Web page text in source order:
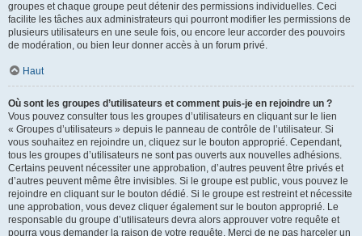
groupes et chaque groupe peut détenir des permissions individuelles. Ceci
facilite les tâches aux administrateurs qui pourront modifier les permissions de
plusieurs utilisateurs en une seule fois, ou encore leur accorder des pouvoirs
de modération, ou bien leur donner accès à un forum privé.
Haut
Où sont les groupes d’utilisateurs et comment puis-je en rejoindre un ?
Vous pouvez consulter tous les groupes d’utilisateurs en cliquant sur le lien
« Groupes d’utilisateurs » depuis le panneau de contrôle de l’utilisateur. Si
vous souhaitez en rejoindre un, cliquez sur le bouton approprié. Cependant,
tous les groupes d’utilisateurs ne sont pas ouverts aux nouvelles adhésions.
Certains peuvent nécessiter une approbation, d’autres peuvent être privés et
d’autres peuvent même être invisibles. Si le groupe est public, vous pouvez le
rejoindre en cliquant sur le bouton dédié. Si le groupe est restreint et nécessite
une approbation, vous devez cliquer également sur le bouton approprié. Le
responsable du groupe d’utilisateurs devra alors approuver votre requête et
pourra vous demander la raison de votre requête. Merci de ne pas harceler un